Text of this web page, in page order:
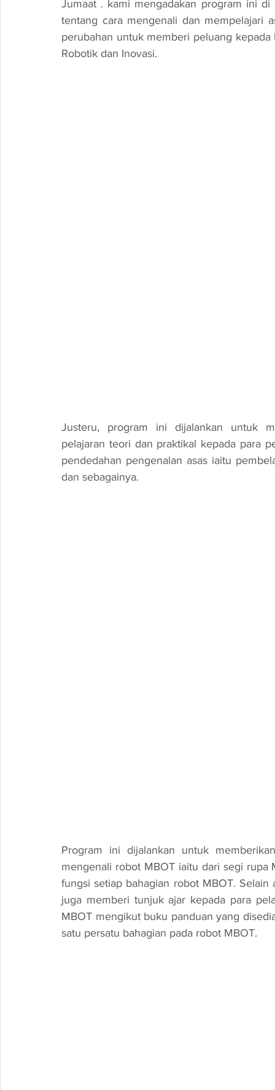
Jumaat . kami mengadakan program ini
tentang cara mengenali dan mempelajari
perubahan untuk memberi peluang
Robotik dan Inovasi.
Justeru, program ini dijalankan untuk
pelajaran teori dan praktikal kepada para
pendedahan pengenalan asas iaitu
dan sebagainya.
Program ini dijalankan untuk
mengenali robot MBOT iaitu dari segi rupa
fungsi setiap bahagian robot MBOT.
juga memberi tunjuk ajar kepada para
MBOT mengikut buku panduan yang
satu persatu bahagian pada robot MBOT.